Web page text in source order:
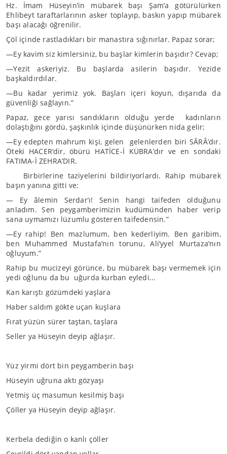
Hz. İmam Hüseyin’in mübarek başı Şam’a götürülürken
Ehlibeyt taraftarlarının asker toplayıp, baskın yapıp mübarek
başı alacağı öğrenilir.
Çöl içinde rastladıkları bir manastıra sığınırlar. Papaz sorar;
—Ey kavim siz kimlersiniz, bu başlar kimlerin başıdır? Cevap;
—Yezit askeriyiz. Bu başlarda asilerin başıdır. Yezide
başkaldırdılar.
—Bu kadar yerimiz yok. Başları içeri koyun, dışarıda da
güvenliği sağlayın.”
Papaz, gece yarısı sandıkların olduğu yerde kadınların
dolaştığını gördü, şaşkınlık içinde düşünürken nida gelir;
—Ey edepten mahrum kişi, gelen gelenlerden biri SÂRÂ’dır.
Öteki HACER’dir, öbürü HATİCE-İ KÜBRA’dır ve en sondaki
FATIMA-İ ZEHRA’DIR.
Birbirlerine taziyelerini bildiriyorlardı. Rahip mübarek
başın yanına gitti ve:
— Ey âlemin Serdar’ı! Senin hangi taifeden olduğunu
anladım. Sen peygamberimizin kudümünden haber verip
sana uymamızı lüzumlu gösteren taifedensin.”
—Ey rahip! Ben mazlumum, ben kederliyim. Ben garibim,
ben Muhammed Mustafa’nın torunu, Ali’yyel Murtaza’nın
oğluyum.”
Rahip bu mucizeyi görünce, bu mübarek başı vermemek için
yedi oğlunu da bu uğurda kurban eyledi...
Kan karıştı gözümdeki yaşlara
Haber saldım gökte uçan kuşlara
Fırat yüzün sürer taştan, taşlara
Seller ya Hüseyin deyip ağlaşır.
Yüz yirmi dört bin peygamberin başı
Hüseyin uğruna aktı gözyaşı
Yetmiş üç masumun kesilmiş başı
Çöller ya Hüseyin deyip ağlaşır.
Kerbela dediğin o kanlı çöller